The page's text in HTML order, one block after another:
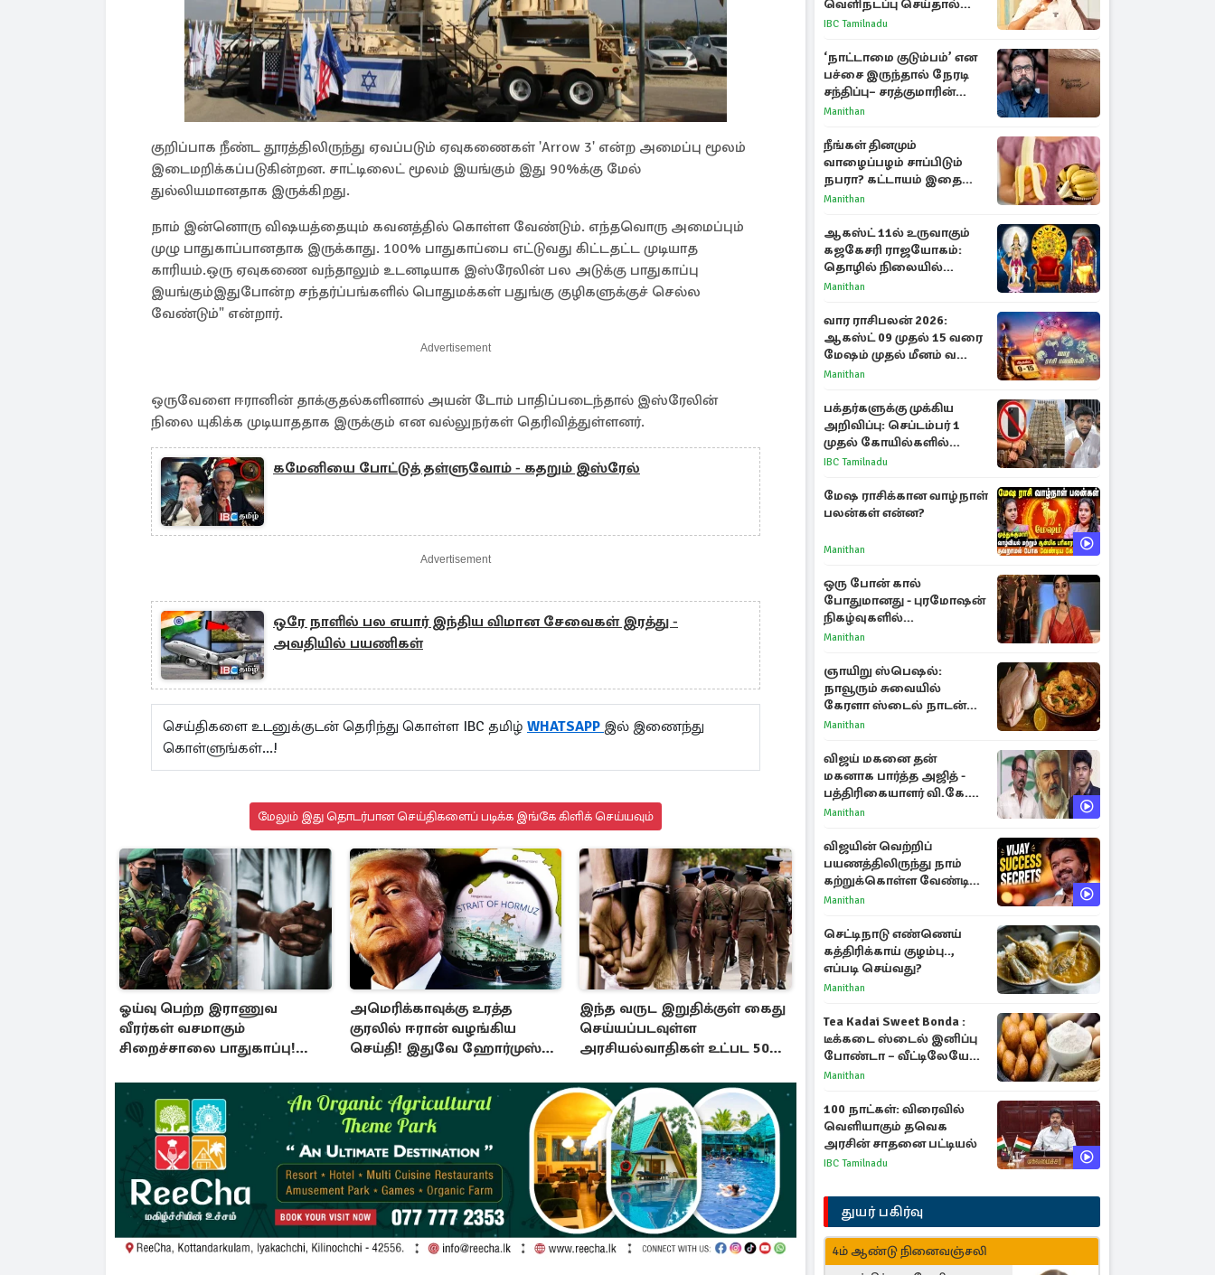
குறிப்பாக நீண்ட தூரத்திலிருந்து ஏவப்படும் ஏவுகணைகள் 'Arrow 3' என்ற அமைப்பு மூலம்
இடைமறிக்கப்படுகின்றன. சாட்டிலைட் மூலம் இயங்கும் இது 90%க்கு மேல்
துல்லியமானதாக இருக்கிறது.
நாம் இன்னொரு விஷயத்தையும் கவனத்தில் கொள்ள வேண்டும். எந்தவொரு அமைப்பும்
முழு பாதுகாப்பானதாக இருக்காது. 100% பாதுகாப்பை எட்டுவது கிட்டதட்ட முடியாத
காரியம்.ஒரு ஏவுகணை வந்தாலும் உடனடியாக இஸ்ரேலின் பல அடுக்கு பாதுகாப்பு
இயங்கும்இதுபோன்ற சந்தர்ப்பங்களில் பொதுமக்கள் பதுங்கு குழிகளுக்குச் செல்ல
வேண்டும்" என்றார்.
Advertisement
ஒருவேளை ஈரானின் தாக்குதல்களினால் அயன் டோம் பாதிப்படைந்தால் இஸ்ரேலின்
நிலை யுகிக்க முடியாததாக இருக்கும் என வல்லுநர்கள் தெரிவித்துள்ளனர்.
கமேனியை போட்டுத் தள்ளுவோம் - கதறும் இஸ்ரேல்
Advertisement
ஒரே நாளில் பல எயார் இந்திய விமான சேவைகள் இரத்து -
அவதியில் பயணிகள்
செய்திகளை உடனுக்குடன் தெரிந்து கொள்ள IBC தமிழ் WHATSAPP இல் இணைந்து
கொள்ளுங்கள்...!
மேலும் இது தொடர்பான செய்திகளைப் படிக்க இங்கே கிளிக் செய்யவும்
ஓய்வு பெற்ற இராணுவ
வீரர்கள் வசமாகும்
சிறைச்சாலை பாதுகாப்பு!
அமெரிக்காவுக்கு உரத்த
குரலில் ஈரான் வழங்கிய
செய்தி! இதுவே ஹோர்முஸ்
இந்த வருட இறுதிக்குள் கைது
செய்யப்படவுள்ள
அரசியல்வாதிகள் உட்பட 50
வெளிநடப்பு செய்தால்
ஆதரவாகவே கருதப்படும்
IBC Tamilnadu
‘நாட்டாமை குடும்பம்’ என
பச்சை இருந்தால் நேரடி
சந்திப்பு– சரத்குமாரின்
புதிய யோசனை
Manithan
நீங்கள் தினமும்
வாழைப்பழம் சாப்பிடும்
நபரா? கட்டாயம் இதை
தெரிந்து கொள்ளுங்கள்
Manithan
ஆகஸ்ட் 11ல் உருவாகும்
கஜகேசரி ராஜயோகம்:
தொழில் நிலையில்
அதிர்ஷ்டம் பெறும் 3
Manithan
வார ராசிபலன் 2026:
ஆகஸ்ட் 09 முதல் 15 வரை
மேஷம் முதல் மீனம் வரை
முழு பலன்கள்
Manithan
பக்தர்களுக்கு முக்கிய
அறிவிப்பு: செப்டம்பர் 1
முதல் கோயில்களில்
மொபைலுக்கு தடை!
IBC Tamilnadu
மேஷ ராசிக்கான வாழ்நாள்
பலன்கள் என்ன?
Manithan
ஒரு போன் கால்
போதுமானது - புரமோஷன்
நிகழ்வுகளில்
பங்கேற்காதது குறித்து
Manithan
ஞாயிறு ஸ்பெஷல்:
நாவூரும் சுவையில்
கேரளா ஸ்டைல் நாடன்
சிக்கன் குழம்பு ரெசிபி!
Manithan
விஜய் மகனை தன்
மகனாக பார்த்த அஜித் -
பத்திரிகையாளர் வி.கே.
சுந்தர் ஓபன் டாக்!
Manithan
விஜயின் வெற்றிப்
பயணத்திலிருந்து நாம்
கற்றுக்கொள்ள வேண்டிய
முக்கிய 3 விடயங்கள்!
Manithan
செட்டிநாடு எண்ணெய்
கத்திரிக்காய் குழம்பு..,
எப்படி செய்வது?
Manithan
Tea Kadai Sweet Bonda :
டீக்கடை ஸ்டைல் இனிப்பு
போண்டா – வீட்டிலேயே
செய்வது எப்படி?
Manithan
100 நாட்கள்: விரைவில்
வெளியாகும் தவெக
அரசின் சாதனை பட்டியல்
IBC Tamilnadu
துயர் பகிர்வு
4ம் ஆண்டு நினைவஞ்சலி